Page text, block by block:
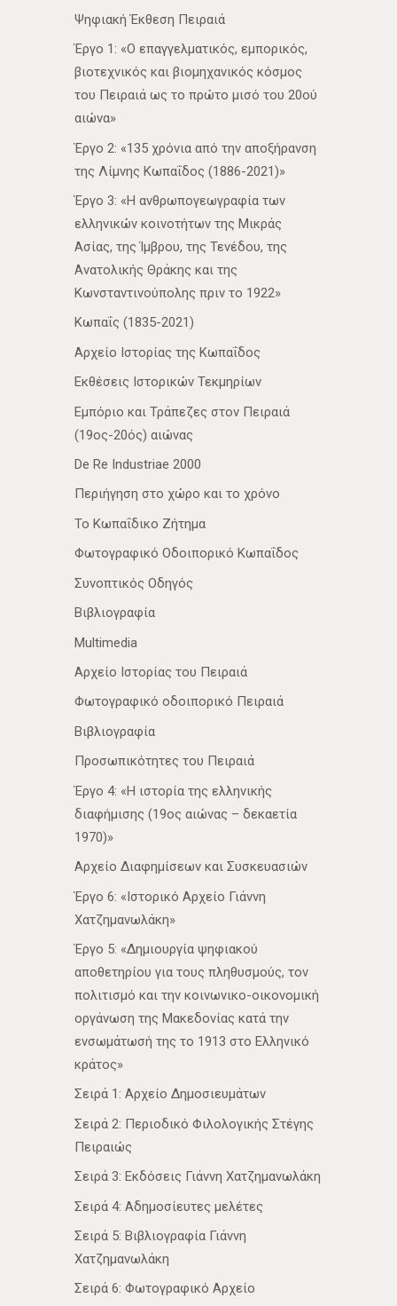
Ψηφιακή Έκθεση Πειραιά
Έργο 1: «Ο επαγγελματικός, εμπορικός,
βιοτεχνικός και βιομηχανικός κόσμος
του Πειραιά ως το πρώτο μισό του 20ού
αιώνα»
Έργο 2: «135 χρόνια από την αποξήρανση
της Λίμνης Κωπαΐδος (1886-2021)»
Έργο 3: «Η ανθρωπογεωγραφία των
ελληνικών κοινοτήτων της Μικράς
Ασίας, της Ίμβρου, της Τενέδου, της
Ανατολικής Θράκης και της
Κωνσταντινούπολης πριν το 1922»
Κωπαΐς (1835-2021)
Αρχείο Ιστορίας της Κωπαΐδος
Εκθέσεις Ιστορικών Τεκμηρίων
Εμπόριο και Τράπεζες στον Πειραιά
(19ος-20ός) αιώνας
De Re Industriae 2000
Περιήγηση στο χώρο και το χρόνο
Το Κωπαΐδικο Ζήτημα
Φωτογραφικό Οδοιπορικό Κωπαΐδος
Συνοπτικός Οδηγός
Βιβλιογραφία
Multimedia
Αρχείο Ιστορίας του Πειραιά
Φωτογραφικό οδοιπορικό Πειραιά
Βιβλιογραφία
Προσωπικότητες του Πειραιά
Έργο 4: «Η ιστορία της ελληνικής
διαφήμισης (19ος αιώνας – δεκαετία
1970)»
Αρχείο Διαφημίσεων και Συσκευασιών
Έργο 6: «Ιστορικό Αρχείο Γιάννη
Χατζημανωλάκη»
Έργο 5: «Δημιουργία ψηφιακού
αποθετηρίου για τους πληθυσμούς, τον
πολιτισμό και την κοινωνικο-οικονομική
οργάνωση της Μακεδονίας κατά την
ενσωμάτωσή της το 1913 στο Ελληνικό
κράτος»
Σειρά 1: Αρχείο Δημοσιευμάτων
Σειρά 2: Περιοδικό Φιλολογικής Στέγης
Πειραιώς
Σειρά 3: Εκδόσεις Γιάννη Χατζημανωλάκη
Σειρά 4: Αδημοσίευτες μελέτες
Σειρά 5: Βιβλιογραφία Γιάννη
Χατζημανωλάκη
Σειρά 6: Φωτογραφικό Αρχείο